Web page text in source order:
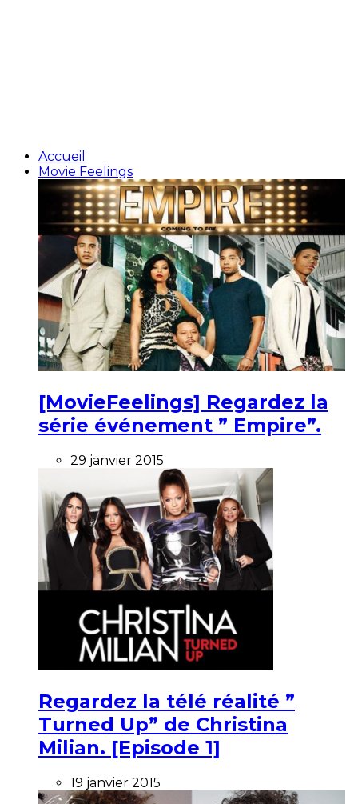
Accueil
Movie Feelings
[MovieFeelings] Regardez la
série événement ” Empire”.
29 janvier 2015
Regardez la télé réalité ”
Turned Up” de Christina
Milian. [Episode 1]
19 janvier 2015